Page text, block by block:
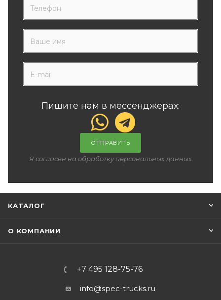
Пишите нам в мессенджерах:
ОТПРАВИТЬ
Я согласен на обработку персональных данных
КАТАЛОГ
О КОМПАНИИ
+7 495 128-75-76
info@spec-trucks.ru